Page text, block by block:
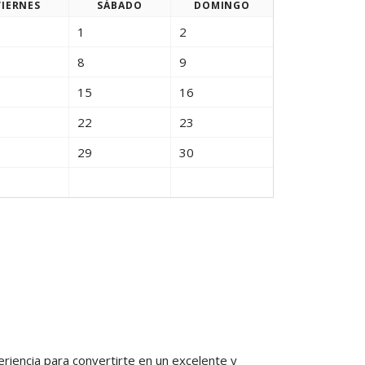
PAGOS EN LINEA
RNES SÁBADO DOMINGO
1
2
8
9
15
16
22
23
29
30
para convertirte en un excelente y